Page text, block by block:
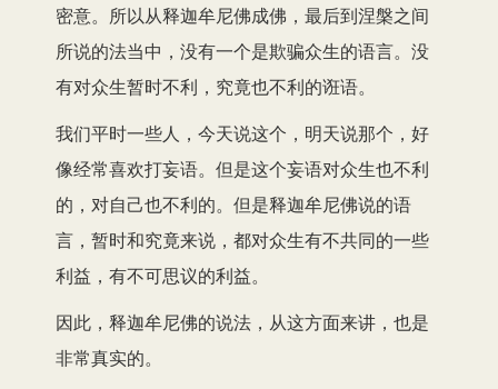
密意。所以从释迦牟尼佛成佛，最后到涅槃之间
所说的法当中，没有一个是欺骗众生的语言。没
有对众生暂时不利，究竟也不利的诳语。
我们平时一些人，今天说这个，明天说那个，好
像经常喜欢打妄语。但是这个妄语对众生也不利
的，对自己也不利的。但是释迦牟尼佛说的语
言，暂时和究竟来说，都对众生有不共同的一些
利益，有不可思议的利益。
因此，释迦牟尼佛的说法，从这方面来讲，也是
非常真实的。